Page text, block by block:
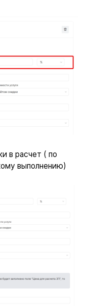
в расчет ( по
выполнению)